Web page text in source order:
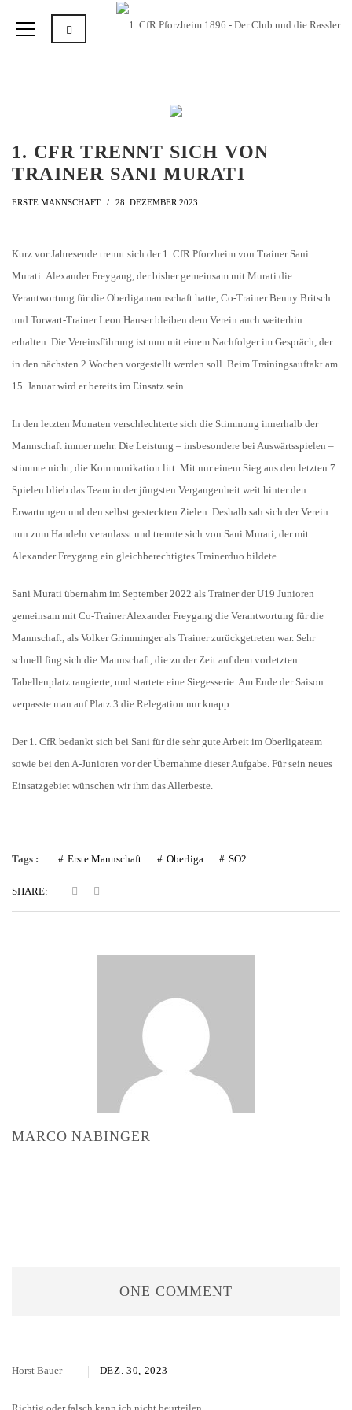
1. CFR TRENNT SICH VON
TRAINER SANI MURATI
ERSTE MANNSCHAFT 28. DEZEMBER 2023
Kurz vor Jahresende trennt sich der 1. CfR Pforzheim von Trainer Sani
Murati. Alexander Freygang, der bisher gemeinsam mit Murati die
Verantwortung für die Oberligamannschaft hatte, Co-Trainer Benny Britsch
und Torwart-Trainer Leon Hauser bleiben dem Verein auch weiterhin
erhalten. Die Vereinsführung ist nun mit einem Nachfolger im Gespräch, der
in den nächsten 2 Wochen vorgestellt werden soll. Beim Trainingsauftakt am
15. Januar wird er bereits im Einsatz sein.
In den letzten Monaten verschlechterte sich die Stimmung innerhalb der
Mannschaft immer mehr. Die Leistung – insbesondere bei Auswärtsspielen –
stimmte nicht, die Kommunikation litt. Mit nur einem Sieg aus den letzten 7
Spielen blieb das Team in der jüngsten Vergangenheit weit hinter den
Erwartungen und den selbst gesteckten Zielen. Deshalb sah sich der Verein
nun zum Handeln veranlasst und trennte sich von Sani Murati, der mit
Alexander Freygang ein gleichberechtigtes Trainerduo bildete.
Sani Murati übernahm im September 2022 als Trainer der U19 Junioren
gemeinsam mit Co-Trainer Alexander Freygang die Verantwortung für die
Mannschaft, als Volker Grimminger als Trainer zurückgetreten war. Sehr
schnell fing sich die Mannschaft, die zu der Zeit auf dem vorletzten
Tabellenplatz rangierte, und startete eine Siegesserie. Am Ende der Saison
verpasste man auf Platz 3 die Relegation nur knapp.
Der 1. CfR bedankt sich bei Sani für die sehr gute Arbeit im Oberligateam
sowie bei den A-Junioren vor der Übernahme dieser Aufgabe. Für sein neues
Einsatzgebiet wünschen wir ihm das Allerbeste.
Tags : Erste Mannschaft Oberliga SO2
SHARE:
MARCO NABINGER
ONE COMMENT
Horst Bauer DEZ. 30, 2023